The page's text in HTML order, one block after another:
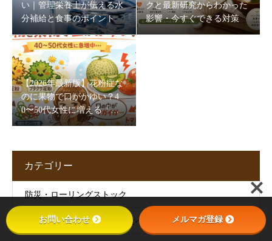
い｜管理栄養士が伝える水
分補給と食事のポイント
クと最新研究からわかった
影響・今すぐできる対策
【2026年最新版】花粉症な
のに果物で口がかゆい？4
0〜50代女性に増える「口
腔アレルギー症候群」とは
カテゴリー
防災・ローリングストック
人生が楽しく、豊かになる食べ方
お問い合わせ メルマガ登録